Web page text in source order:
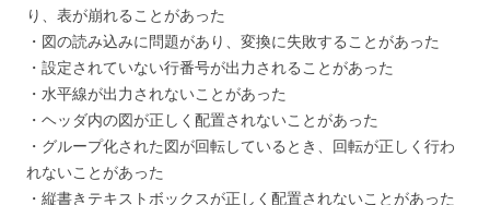
り、表が崩れることがあった
・図の読み込みに問題があり、変換に失敗することがあった
・設定されていない行番号が出力されることがあった
・水平線が出力されないことがあった
・ヘッダ内の図が正しく配置されないことがあった
・グループ化された図が回転しているとき、回転が正しく行わ
れないことがあった
・縦書きテキストボックスが正しく配置されないことがあった